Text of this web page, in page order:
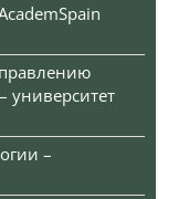
университет
–